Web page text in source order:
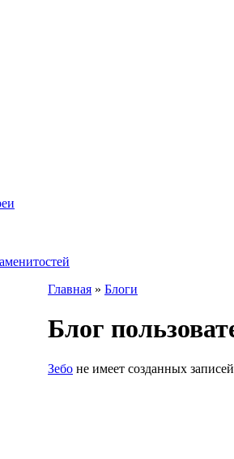
Главная » Блоги
Блог
Зебо не имеет созданных